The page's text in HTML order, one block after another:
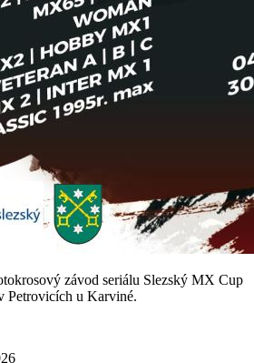
závod seriálu Slezský MX Cup
Petrovicích u Karviné.